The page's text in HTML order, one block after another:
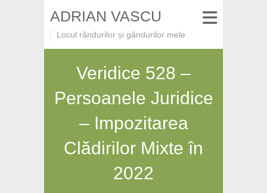
ADRIAN VASCU
Locul rândurilor și gândurilor mele
Veridice 528 –
Persoanele Juridice
– Impozitarea
Clădirilor Mixte în
2022